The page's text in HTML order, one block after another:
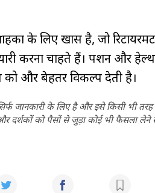
के लिए खास है, जो
करना चाहते हैं। पेंशन और
को और बेहतर विकल्प देती है।
जानकारी के लिए है और इसे किसी भी तरह
दर्शकों को पैसों से जुड़ा कोई भी फैसला लेने